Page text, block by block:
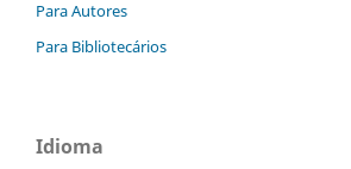
Para Autores
Para Bibliotecários
Idioma